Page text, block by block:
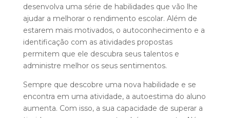
desenvolva uma série de habilidades que vão lhe
ajudar a melhorar o rendimento escolar. Além de
estarem mais motivados, o autoconhecimento e a
identificação com as atividades propostas
permitem que ele descubra seus talentos e
administre melhor os seus sentimentos.
Sempre que descobre uma nova habilidade e se
encontra em uma atividade, a autoestima do aluno
aumenta. Com isso, a sua capacidade de superar a